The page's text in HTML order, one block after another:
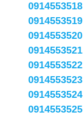
0914553518
0914553519
0914553520
0914553521
0914553522
0914553523
0914553524
0914553525